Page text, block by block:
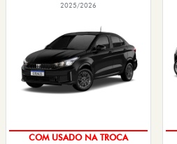
2025/2026
SUPER DESCONTO